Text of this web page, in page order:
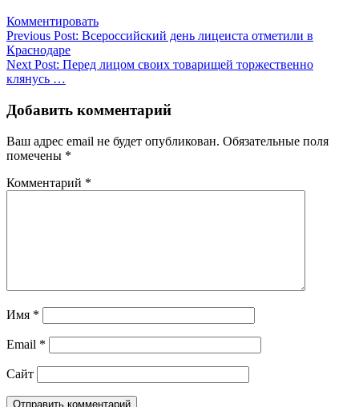
Комментировать
Навигация
по
записям
Previous Post: Всероссийский день лицеиста отметили в
Краснодаре
Next Post: Перед лицом своих товарищей торжественно
клянусь …
Добавить комментарий
Ваш адрес email не будет опубликован. Обязательные поля
помечены *
Комментарий *
Имя *
Email *
Сайт